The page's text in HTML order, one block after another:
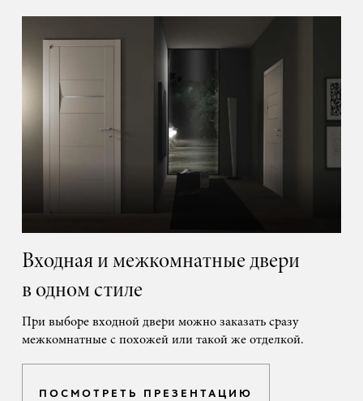
Входная и межкомнатные двери
в одном стиле
При выборе входной двери можно заказать сразу
межкомнатные с похожей или такой же отделкой.
ПОСМОТРЕТЬ ПРЕЗЕНТАЦИЮ